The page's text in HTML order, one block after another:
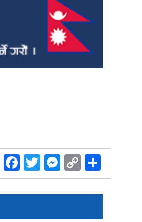
Facebook
Twitter
Messenger
Copy
Link